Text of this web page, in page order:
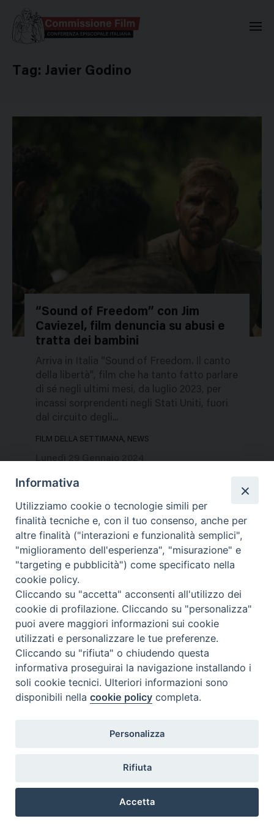
Tag: Javier Godino
272267
“Sound of Freedom” con Jim
Caviezel, film denuncia su abusi e
tratta dei bambini
Arriva in Italia “Sound of Freedom. Il canto
della libertà”, film che ha tanto fatto parlare
di sé negli ultimi mesi, da luglio 2023, per
incassi sorprendenti negli Stati Uniti, fuori
dal circuito degli...
FILM DELLA SETTIMANA, NEWS
Contatti & Info
C.ne Aurelia, 50 – 00165 Roma
Contatti
Scrivi a: cnvf@chiesacattolica.it
Informativa
Utilizziamo cookie o tecnologie simili per
finalità tecniche e, con il tuo consenso, anche per
altre finalità ("interazioni e funzionalità semplici",
"miglioramento dell'esperienza", "misurazione" e
"targeting e pubblicità") come specificato nella
cookie policy.
Cliccando su "accetta" acconsenti all'utilizzo dei
cookie di profilazione. Cliccando su "personalizza"
puoi avere maggiori informazioni sui cookie
utilizzati e personalizzare le tue preferenze.
Cliccando su "rifiuta" o chiudendo questa
informativa proseguirai la navigazione installando i
soli cookie tecnici. Ulteriori informazioni sono
disponibili nellacookie policy completa.
Personalizza
Rifiuta
Accetta